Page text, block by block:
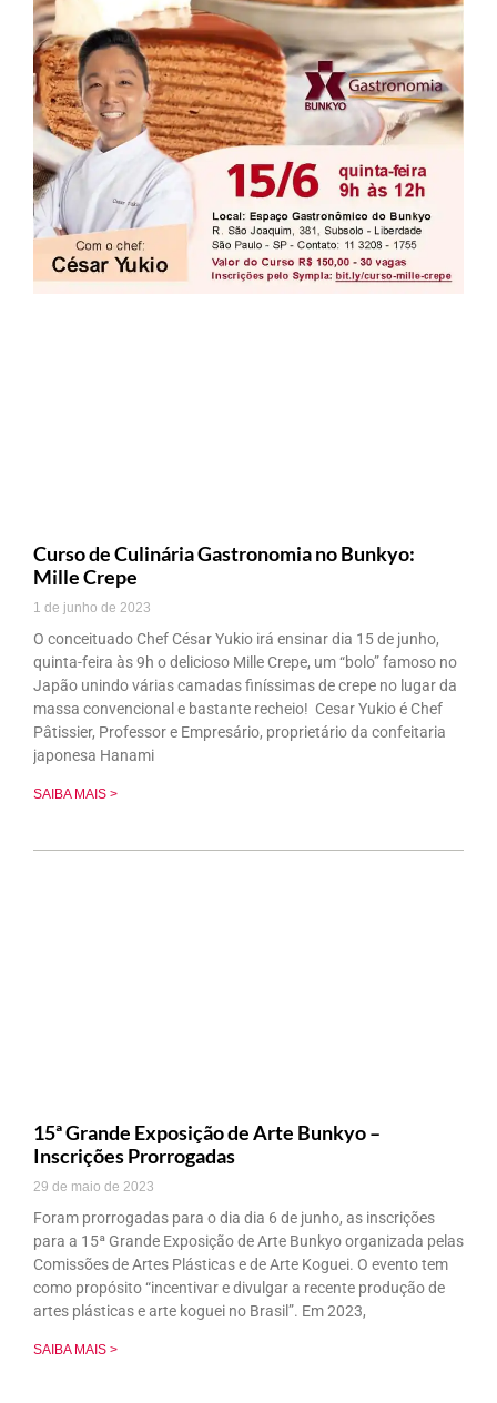
Curso de Culinária Gastronomia no Bunkyo:
Mille Crepe
1 de junho de 2023
O conceituado Chef César Yukio irá ensinar dia 15 de junho,
quinta-feira às 9h o delicioso Mille Crepe, um “bolo” famoso no
Japão unindo várias camadas finíssimas de crepe no lugar da
massa convencional e bastante recheio! Cesar Yukio é Chef
Pâtissier, Professor e Empresário, proprietário da confeitaria
japonesa Hanami
SAIBA MAIS >
15ª Grande Exposição de Arte Bunkyo –
Inscrições Prorrogadas
29 de maio de 2023
Foram prorrogadas para o dia dia 6 de junho, as inscrições
para a 15ª Grande Exposição de Arte Bunkyo organizada pelas
Comissões de Artes Plásticas e de Arte Koguei. O evento tem
como propósito “incentivar e divulgar a recente produção de
artes plásticas e arte koguei no Brasil”. Em 2023,
SAIBA MAIS >